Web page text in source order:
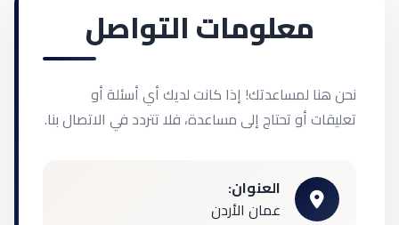
معلومات التواصل
نحن هنا لمساعدتك! إذا كانت لديك أي أسئلة أو
تعليقات أو تحتاج إلى مساعدة، فلا تتردد في الاتصال بنا.
العنوان:
عمان الأردن